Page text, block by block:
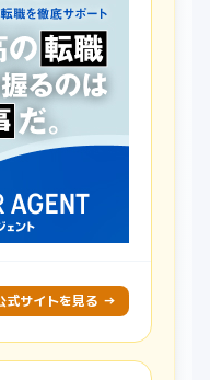
式サイトを見る →